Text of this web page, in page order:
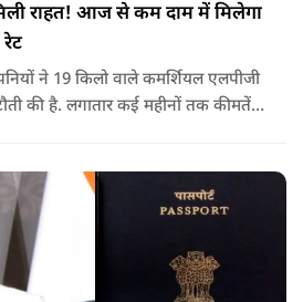
राहत! आज से कम दाम में मिलेगा
ने 19 किलो वाले कमर्शियल एलपीजी
की है. लगातार कई महीनों तक कीमतें